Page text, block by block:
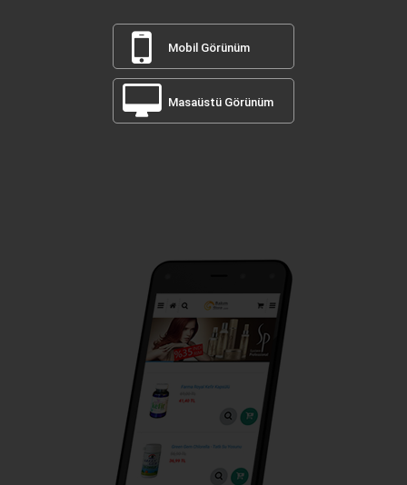
Mobil Görünüm
Masaüstü Görünüm